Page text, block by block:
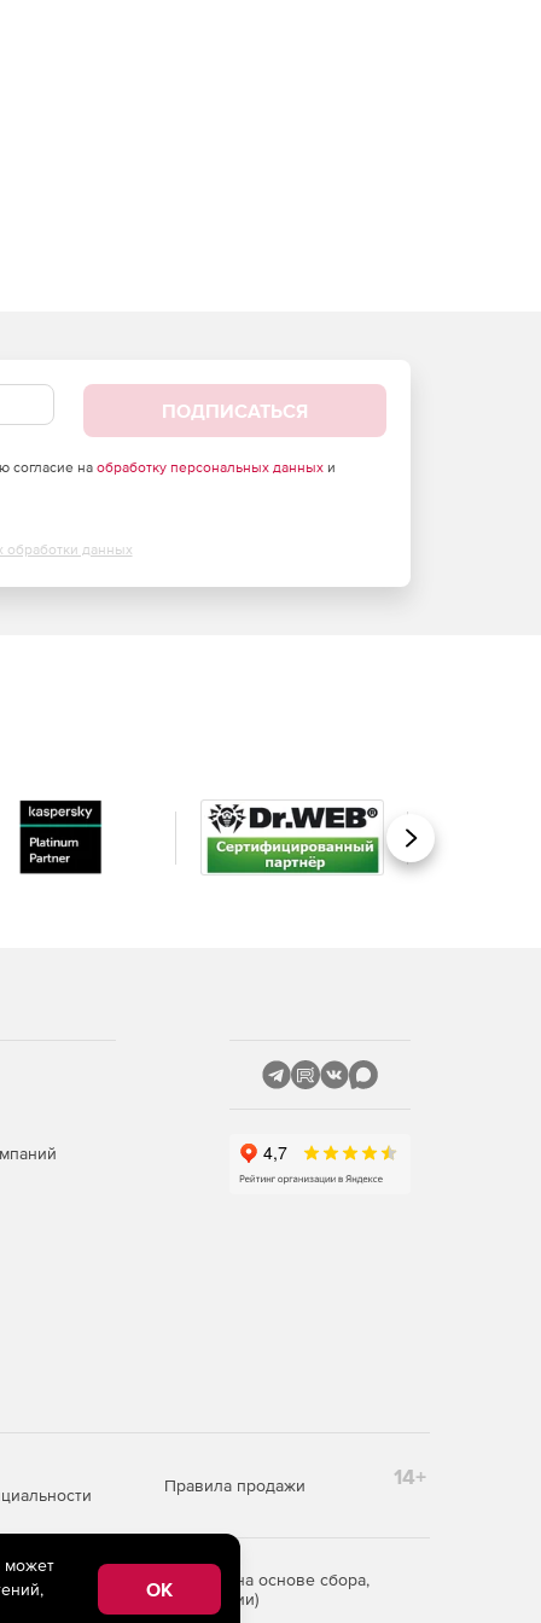
ПОДПИСАТЬСЯ
согласие на обработку персональных данныхи
обработки данных
Вперед
Правила продажи 14+
информации на основе сбора,
Российской Федерации)
может
OK